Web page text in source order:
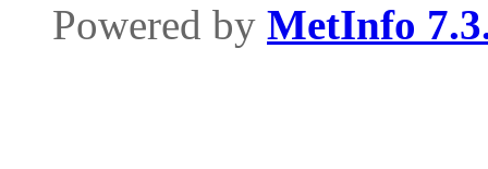
Powered by MetInfo